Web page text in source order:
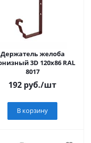
Держатель желоба
3D 120х86 RAL
8017
192 руб./шт
В корзину